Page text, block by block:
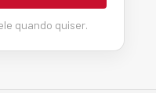
quando quiser.